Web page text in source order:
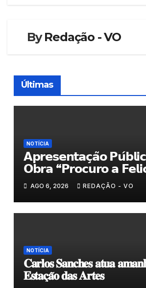
ByRedação - VO
Últimas
NOTÍCIA
𝗔𝗽𝗿𝗲𝘀𝗲𝗻𝘁𝗮𝗰̧𝗮̃𝗼
𝗢𝗯𝗿𝗮 “𝗣𝗿𝗼𝗰𝘂𝗿𝗼 𝗮
𝗲𝗹𝗮 𝗺𝗼𝗿𝗮 𝗰𝗼𝗺𝗶𝗴𝗼”
AGO 6, 2026 REDAÇÃO - VO
NOTÍCIA
𝐂𝐚𝐫𝐥𝐨𝐬 𝐒𝐚𝐧𝐜𝐡𝐞𝐬 𝐚𝐭𝐮𝐚
𝐄𝐬𝐭𝐚𝐜̧𝐚̃𝐨 𝐝𝐚𝐬 𝐀𝐫𝐭𝐞𝐬